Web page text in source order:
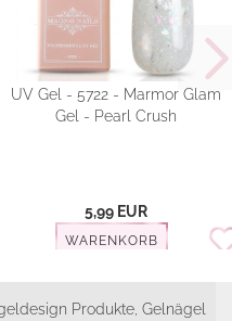
UV Gel - 5722 - Marmor Glam
Gel - Pearl Crush
5,99 EUR
WARENKORB
Produkte, Gelnägel